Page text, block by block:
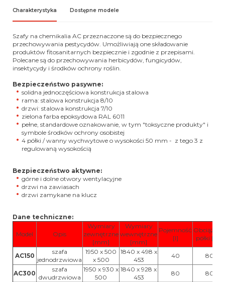
Charakterystyka Dostępne modele
Szafy na chemikalia AC przeznaczone są do bezpiecznego
przechowywania pestycydów. Umożliwiają one składowanie
produktów fitosanitarnych bezpiecznie i zgodnie z przepisami.
Polecane są do przechowywania herbicydów, fungicydów,
insektycydy i środków ochrony roślin.
Bezpieczeństwo pasywne:
solidna jednoczęściowa konstrukcja stalowa
rama: stalowa konstrukcja 8/10
drzwi: stalowa konstrukcja 7/10
zielona farba epoksydowa RAL 6011
pełne, standardowe oznakowanie, w tym "toksyczne produkty" i
symbole środków ochrony osobistej
4 półki / wanny wychwytowe o wysokości 50 mm - z tego 3 z
regulowaną wysokością
Bezpieczeństwo aktywne:
górne i dolne otwory wentylacyjne
drzwi na zawiasach
drzwi zamykane na klucz
Dane techniczne:
Model Opis
Wymiary
zewnętrzne
[mm]
Wymiary
wewnętrzne
[mm]
Pojemność
[l]
Obciążenie
półki [kg]
AC150
szafa
jednodrzwiowa
1950 x 500
x 500
1840 x 498 x
453
40 80
AC300
szafa
dwudrzwiowa
1950 x 930 x
500
1840 x 928 x
453
80 80